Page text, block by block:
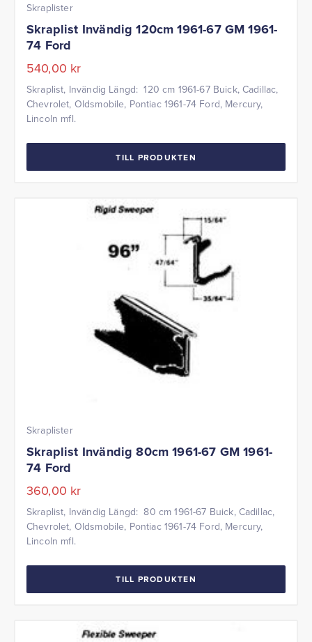
Skraplister
Skraplist Invändig 120cm 1961-67 GM 1961-
74 Ford
540,00 kr
Skraplist, Invändig Längd: 120 cm 1961-67 Buick, Cadillac,
Chevrolet, Oldsmobile, Pontiac 1961-74 Ford, Mercury,
Lincoln mfl.
TILL PRODUKTEN
Skraplister
Skraplist Invändig 80cm 1961-67 GM 1961-
74 Ford
360,00 kr
Skraplist, Invändig Längd: 80 cm 1961-67 Buick, Cadillac,
Chevrolet, Oldsmobile, Pontiac 1961-74 Ford, Mercury,
Lincoln mfl.
TILL PRODUKTEN